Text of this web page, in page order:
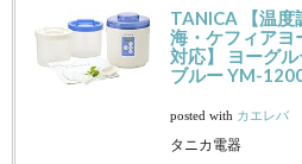
TANICA 【温度
海・ケフィアヨ
対応】 ヨーグ
ブルー YM-
posted with カエレバ
タニカ電器